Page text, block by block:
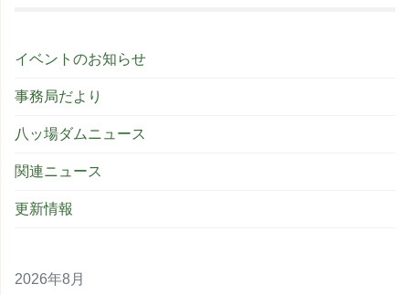
イベントのお知らせ
事務局だより
八ッ場ダムニュース
関連ニュース
更新情報
2026年8月